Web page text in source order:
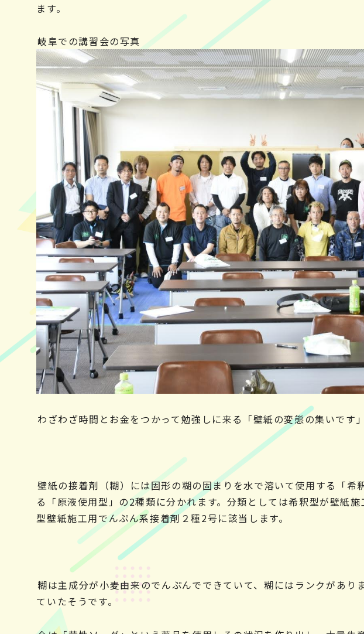
ます。
岐阜での講習会の写真
わざわざ時間とお金をつかって勉強しに来る「壁紙の変態の集いです」
壁紙の接着剤（糊）には固形の糊の固まりを水で溶いて使用する「希
る「原液使用型」の2種類に分かれます。分類としては希釈型が壁紙
型壁紙施工用でんぷん系接着剤２種2号に該当します。
糊は主成分が小麦由来のでんぷんでできていて、糊にはランクがあり
ていたそうです。